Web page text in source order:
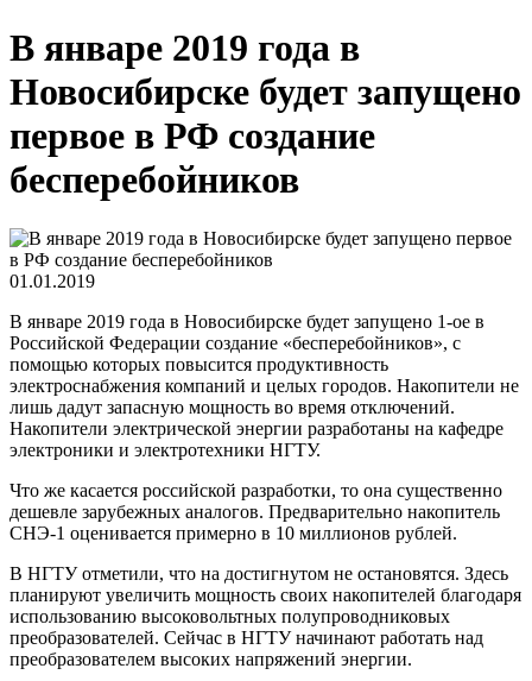
В январе 2019 года в
Новосибирске будет запущено
первое в РФ создание
бесперебойников
01.01.2019
В январе 2019 года в Новосибирске будет запущено 1-ое в
Российской Федерации создание «бесперебойников», с
помощью которых повысится продуктивность
электроснабжения компаний и целых городов. Накопители не
лишь дадут запасную мощность во время отключений.
Накопители электрической энергии разработаны на кафедре
электроники и электротехники НГТУ.
Что же касается российской разработки, то она существенно
дешевле зарубежных аналогов. Предварительно накопитель
СНЭ-1 оценивается примерно в 10 миллионов рублей.
В НГТУ отметили, что на достигнутом не остановятся. Здесь
планируют увеличить мощность своих накопителей благодаря
использованию высоковольтных полупроводниковых
преобразователей. Сейчас в НГТУ начинают работать над
преобразователем высоких напряжений энергии.